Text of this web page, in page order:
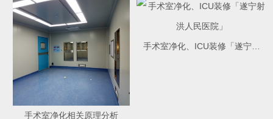
手术室净化相关原理分析
手术室净化、ICU装修「遂宁射洪人民医院」